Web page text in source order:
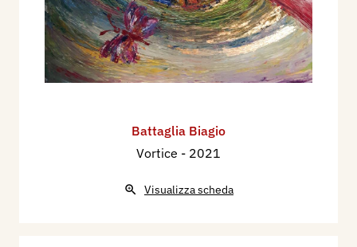
Battaglia Biagio
Vortice - 2021
Visualizza scheda